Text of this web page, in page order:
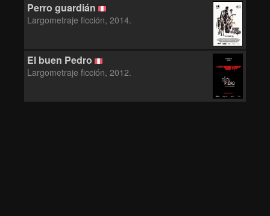
Perro guardián
Largometraje ficción, 2014.
El buen Pedro
Largometraje ficción, 2012.